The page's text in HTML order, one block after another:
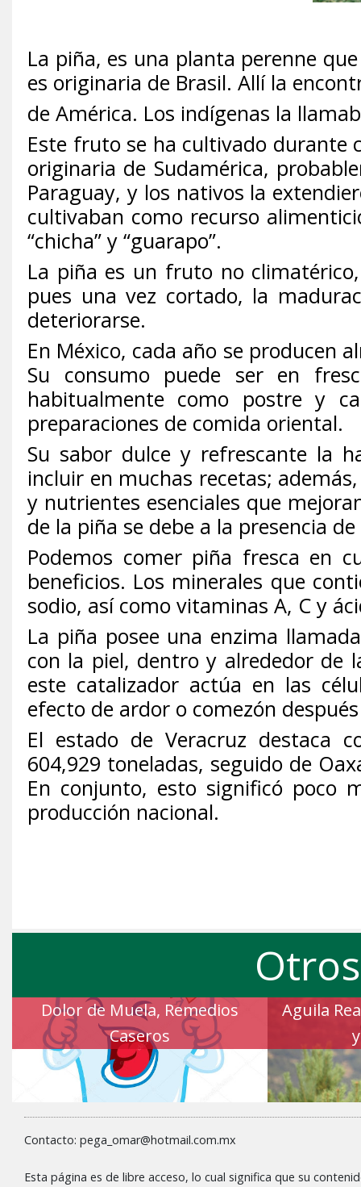
La piña, es una planta perenne
es originaria de Brasil. Allí la
de América. Los indígenas la
Este fruto se ha cultivado durante
originaria de Sudamérica,
Paraguay, y los nativos la
cultivaban como recurso
“chicha” y “guarapo”.
La piña es un fruto no
pues una vez cortado, la
deteriorarse.
En México, cada año se producen
Su consumo puede ser en
habitualmente como postre y
preparaciones de comida oriental.
Su sabor dulce y refrescante la
incluir en muchas recetas;
y nutrientes esenciales que
de la piña se debe a la presencia
Podemos comer piña fresca en
beneficios. Los minerales que
sodio, así como vitaminas A, C y
La piña posee una enzima
con la piel, dentro y alrededor de
este catalizador actúa en las
efecto de ardor o comezón
El estado de Veracruz destaca
604,929 toneladas, seguido de
En conjunto, esto significó poco
producción nacional.
Dolor de Muela, Remedios
Caseros
Aguila
Contacto: pega_omar@hotmail.com.mx
Esta página es de libre acceso, lo cual significa que su